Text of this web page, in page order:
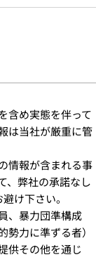
含め実態を伴って
は当社が厳重に管
情報が含まれる事
、弊社の承諾なし
け下さい。
、暴力団準構成
力に準ずる者）
供その他を通じ